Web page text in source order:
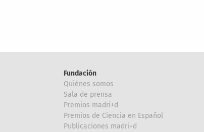
Fundación
Quiénes somos
Sala de prensa
Premios madri+d
Premios de Ciencia en Español
Publicaciones madri+d